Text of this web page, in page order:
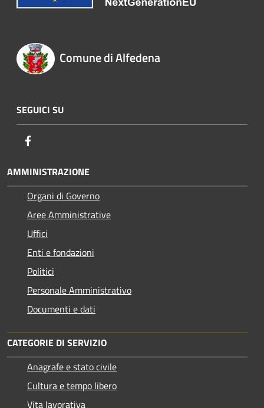
Comune di Alfedena
SEGUICI SU
AMMINISTRAZIONE
Organi di Governo
Aree Amministrative
Uffici
Enti e fondazioni
Politici
Personale Amministrativo
Documenti e dati
CATEGORIE DI SERVIZIO
Anagrafe e stato civile
Cultura e tempo libero
Vita lavorativa